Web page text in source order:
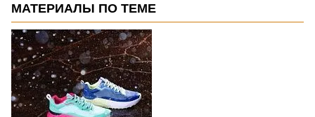
МАТЕРИАЛЫ ПО ТЕМЕ